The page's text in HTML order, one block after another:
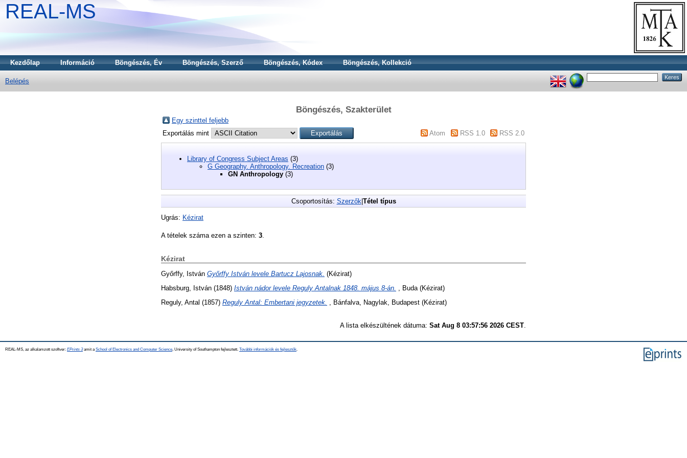
REAL-MS
Kezdőlap Információ Böngészés, Év Böngészés, Szerző Böngészés, Kódex Böngészés, Kollekció
Belépés
Böngészés, Szakterület
Egy szinttel feljebb
Exportálás mint
Atom RSS 1.0 RSS 2.0
Library of Congress Subject Areas (3)
G Geography. Anthropology. Recreation (3)
GN Anthropology (3)
Csoportosítás: Szerzők| Tétel típus
Ugrás: Kézirat
A tételek száma ezen a szinten: 3.
Kézirat
Győrffy, István Győrffy István levele Bartucz Lajosnak. (Kézirat)
Habsburg, István (1848) István nádor levele Reguly Antalnak 1848. május 8-án.
, Buda (Kézirat)
Reguly, Antal (1857) Reguly Antal: Embertani jegyzetek. , Bánfalva, Nagylak, Budapest (Kézirat)
A lista elkészültének dátuma: Sat Aug 8 03:57:56 2026 CEST
REAL-MS, az alkalamzott szoftver: EPrints 3amit a School of Electronics and Computer Science , University of Southampton fejlesztett. További információk és fejlesztők